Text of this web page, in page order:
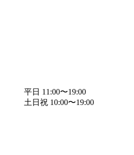
平日 11:00〜19:00
土日祝 10:00〜19:00